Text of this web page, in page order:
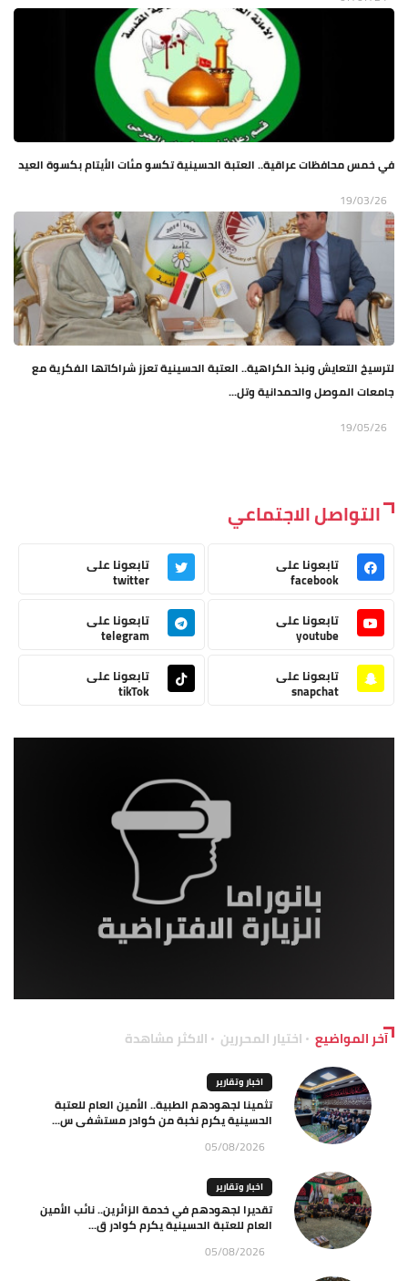
في خمس محافظات عراقية.. العتبة الحسينية تكسو مئات الأيتام بكسوة العيد
19/03/26
لترسيخ التعايش ونبذ الكراهية.. العتبة الحسينية تعزز شراكاتها الفكرية مع
جامعات الموصل والحمدانية وتل...
19/05/26
التواصل الاجتماعي
تابعونا على
facebook
تابعونا على
twitter
تابعونا على
youtube
تابعونا على
telegram
تابعونا على
snapchat
تابعونا على
tikTok
آخر المواضيع اختيار المحررين الاكثر مشاهدة
اخبار وتقارير
تثمينا لجهودهم الطبية.. الأمين العام للعتبة
الحسينية يكرم نخبة من كوادر مستشفى س...
05/08/2026
اخبار وتقارير
تقديرا لجهودهم في خدمة الزائرين.. نائب الأمين
العام للعتبة الحسينية يكرم كوادر ق...
05/08/2026